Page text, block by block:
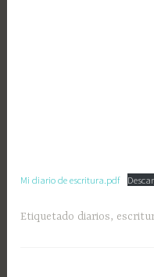
Mi diario de escritura.pdf
Etiquetado diarios,